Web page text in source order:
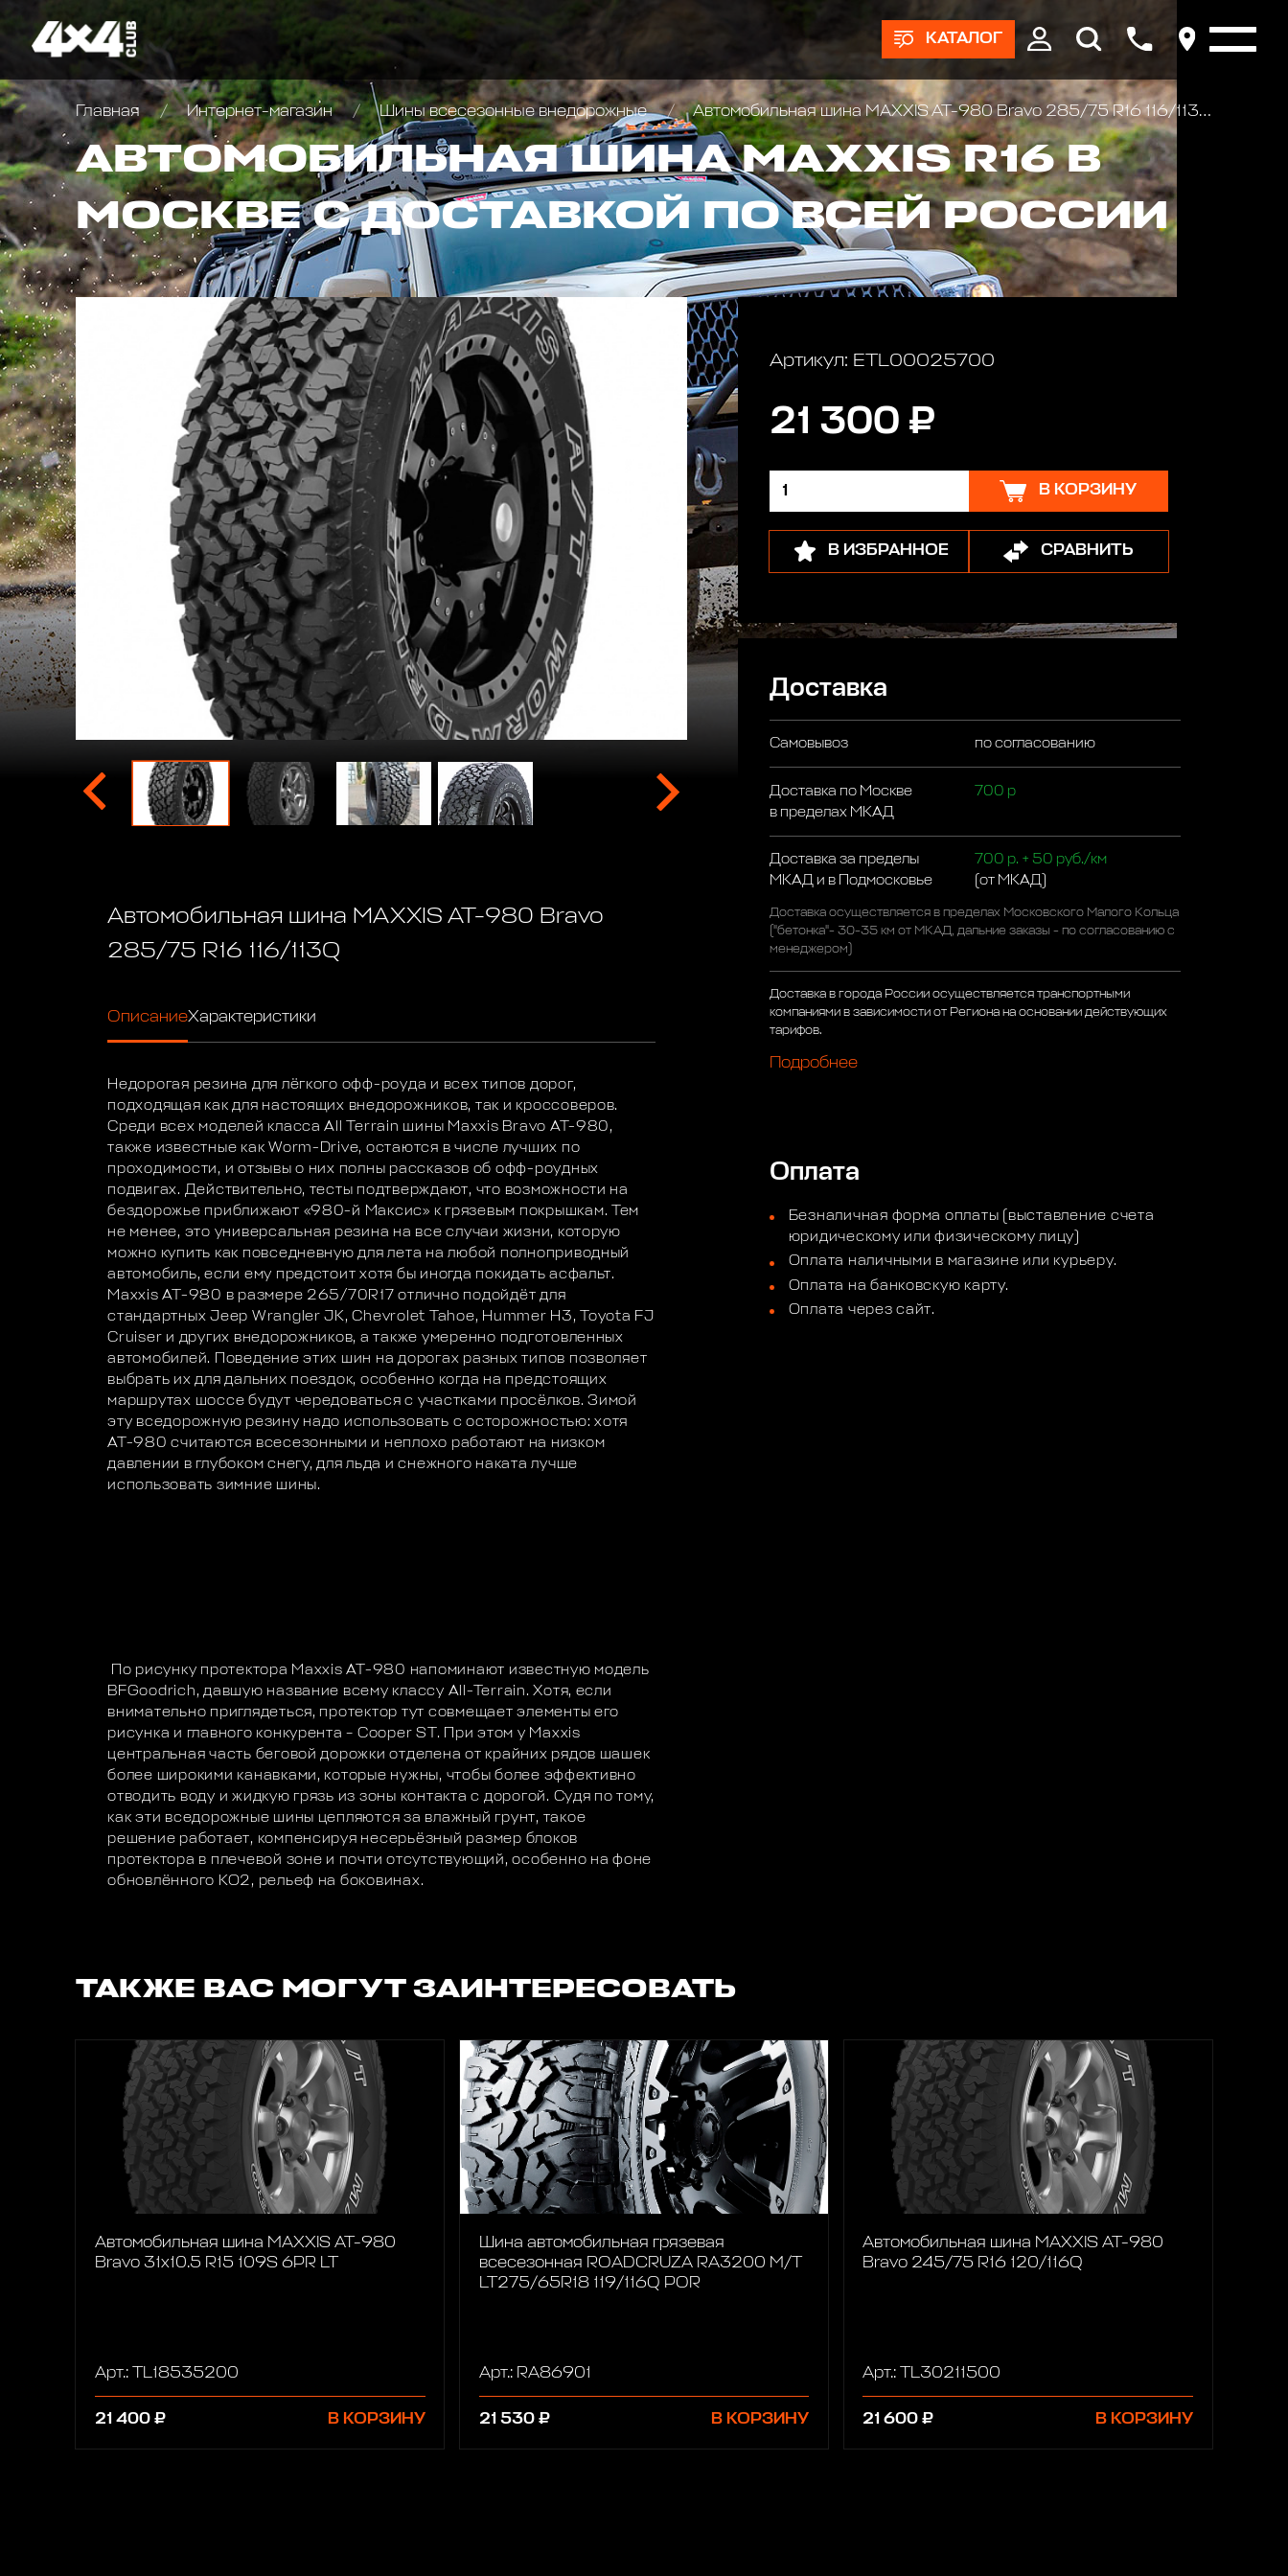
КАТАЛОГ
Главная Интернет-магазин Шины всесезонные внедорожные Автомобильная шина MAXXIS AT-980 Bravo 285/75 R16 116/113Q
АВТОМОБИЛЬНАЯ ШИНА MAXXIS R16 В
МОСКВЕ С ДОСТАВКОЙ ПО ВСЕЙ РОССИИ
Автомобильная шина MAXXIS AT-980 Bravo
285/75 R16 116/113Q
ОписаниеХарактеристики
Недорогая резина для лёгкого офф-роуда и всех типов дорог,
подходящая как для настоящих внедорожников, так и кроссоверов.
Среди всех моделей класса All Terrain шины Maxxis Bravo AT-980,
также известные как Worm-Drive, остаются в числе лучших по
проходимости, и отзывы о них полны рассказов об офф-роудных
подвигах. Действительно, тесты подтверждают, что возможности на
бездорожье приближают «980-й Максис» к грязевым покрышкам. Тем
не менее, это универсальная резина на все случаи жизни, которую
можно купить как повседневную для лета на любой полноприводный
автомобиль, если ему предстоит хотя бы иногда покидать асфальт.
Maxxis AT-980 в размере 265/70R17 отлично подойдёт для
стандартных Jeep Wrangler JK, Chevrolet Tahoe, Hummer H3, Toyota FJ
Cruiser и других внедорожников, а также умеренно подготовленных
автомобилей. Поведение этих шин на дорогах разных типов позволяет
выбрать их для дальних поездок, особенно когда на предстоящих
маршрутах шоссе будут чередоваться с участками просёлков. Зимой
эту вседорожную резину надо использовать с осторожностью: хотя
AT-980 считаются всесезонными и неплохо работают на низком
давлении в глубоком снегу, для льда и снежного наката лучше
использовать зимние шины.
По рисунку протектора Maxxis AT-980 напоминают известную модель
BFGoodrich, давшую название всему классу All-Terrain. Хотя, если
внимательно приглядеться, протектор тут совмещает элементы его
рисунка и главного конкурента – Cooper ST. При этом у Maxxis
центральная часть беговой дорожки отделена от крайних рядов шашек
более широкими канавками, которые нужны, чтобы более эффективно
отводить воду и жидкую грязь из зоны контакта с дорогой. Судя по тому,
как эти вседорожные шины цепляются за влажный грунт, такое
решение работает, компенсируя несерьёзный размер блоков
протектора в плечевой зоне и почти отсутствующий, особенно на фоне
обновлённого КО2, рельеф на боковинах.
Артикул: ETL00025700
21 300 ₽
В КОРЗИНУ
В ИЗБРАННОЕ СРАВНИТЬ
Доставка
Самовывоз по согласованию
Доставка по Москве
в пределах МКАД
700 р
Доставка за пределы
МКАД и в Подмосковье
700 р. + 50 руб./км
(от МКАД)
Доставка осуществляется в пределах Московского Малого Кольца
("бетонка"- 30-35 км от МКАД, дальние заказы - по согласованию с
менеджером)
Доставка в города России осуществляется транспортными
компаниями в зависимости от Региона на основании действующих
тарифов.
Подробнее
Оплата
Безналичная форма оплаты (выставление счета
юридическому или физическому лицу)
Оплата наличными в магазине или курьеру.
Оплата на банковскую карту.
Оплата через сайт.
ТАКЖЕ ВАС МОГУТ ЗАИНТЕРЕСОВАТЬ
Автомобильная шина MAXXIS AT-980
Bravo 31x10.5 R15 109S 6PR LT
Арт.: TL18535200
21 400 ₽ В КОРЗИНУ
Шина автомобильная грязевая
всесезонная ROADCRUZA RA3200 M/T
LT275/65R18 119/116Q POR
Арт.: RA86901
21 530 ₽ В КОРЗИНУ
Автомобильная шина MAXXIS AT-980
Bravo 245/75 R16 120/116Q
Арт.: TL30211500
21 600 ₽ В КОРЗИНУ